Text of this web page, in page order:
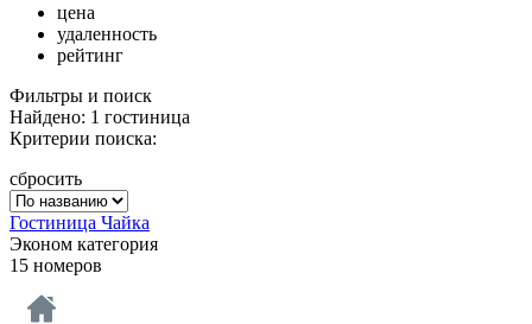
цена
удаленность
рейтинг
Фильтры и поиск
Найдено: 1 гостиница
Критерии поиска:
сбросить
Гостиница Чайка
Эконом категория
15 номеров